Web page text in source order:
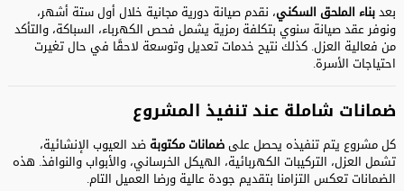
بعدبناء الملحق السكني، نقدم صيانة دورية مجانية خلال أول ستة أشهر،
ونوفر عقد صيانة سنوي بتكلفة رمزية يشمل فحص الكهرباء، السباكة، والتأكد
من فعالية العزل. كذلك نتيح خدمات تعديل وتوسعة لاحقًا في حال تغيرت
احتياجات الأسرة.
ضمانات شاملة عند تنفيذ المشروع
كل مشروع يتم تنفيذه يحصل علىضمانات مكتوبةضد العيوب الإنشائية،
تشمل العزل، التركيبات الكهربائية، الهيكل الخرساني، والأبواب والنوافذ. هذه
الضمانات تعكس التزامنا بتقديم جودة عالية ورضا العميل التام.